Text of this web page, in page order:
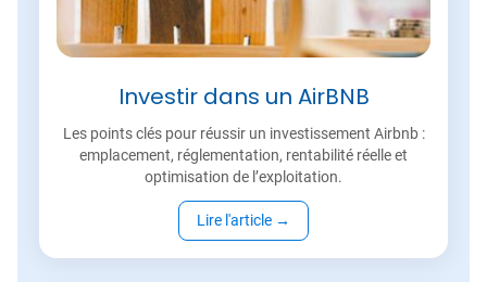
Investir dans un AirBNB
Les points clés pour réussir un investissement Airbnb :
emplacement, réglementation, rentabilité réelle et
optimisation de l’exploitation.
Lire l'article →